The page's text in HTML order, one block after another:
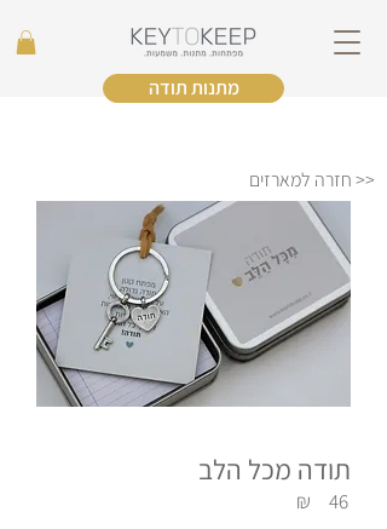
מתנות תודה
<< חזרה למארזים
תודה מכל הלב
46
₪